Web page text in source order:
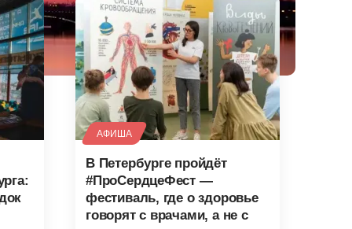
АФИША
В Петербурге пройдёт
#ПроСердцеФест —
фестиваль, где о здоровье
говорят с врачами, а не с